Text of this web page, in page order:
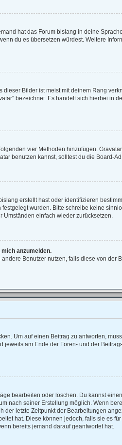
hat das Forum bislang in deine
du es übersetzen würdest. Weitere
Bilder ist meist mit deinem Rang
bezeichnet. Es handelt sich hierbei in
vier Methoden hinzufügen:
benutzen kannst, solltest du die Board-
erstellt hast oder identifizieren
wurden. Bitte schreibe keine
einfach wieder zurücksetzen.
anzumelden.
Benutzer nutzen, falls diese von
Um auf einen Beitrag zu antworten,
am Ende der Foren- und der
bearbeiten oder löschen. Du kannst
nach seiner Erstellung möglich. Wenn
letzte Zeitpunkt der Bearbeitungen
hat. Diese können jedoch, falls sie es
bereits jemand darauf geantwortet hat.